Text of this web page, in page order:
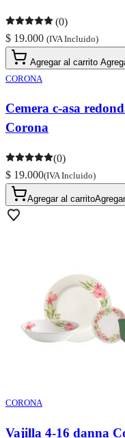
(0)
$ 19.000 (IVA Incluido)
Agregar al carrito
CORONA
Cemera c-asa
Corona
(0)
$ 19.000(IVA Incluido)
Agregar al carritoAgregar
CORONA
Vajilla 4-16 danna